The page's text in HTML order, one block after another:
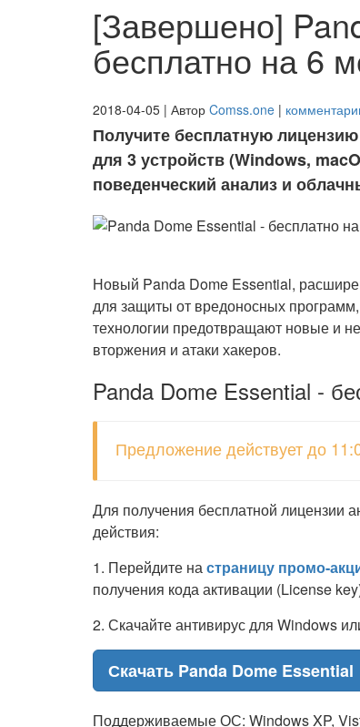
[Завершено]
бесплатно на 6
2018-04-05 | Автор Comss.one |
Получите бесплатную
для 3 устройств (Windows,
поведенческий анализ и
Новый Panda Dome Essential,
для защиты от вредоносных
технологии предотвращают новые и
вторжения и атаки хакеров.
Panda Dome Essential -
Предложение действует до
Для получения бесплатной лицензии
действия:
1. Перейдите настраницу промо-
получения кода активации (License
2. Скачайте антивирус для Windows
Скачать Panda Dome Essential
Поддерживаемые ОС: Windows XP,